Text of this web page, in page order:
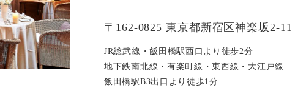
〒162-0825 東京都新宿区神楽坂2-11
JR総武線・飯田橋駅西口より徒歩2分
地下鉄南北線・有楽町線・東西線・大江戸線
飯田橋駅B3出口より徒歩1分